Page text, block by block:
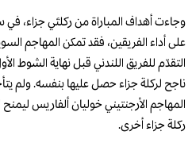
وجاءت أهداف المباراة من ركلتَي جزاء،
على أداء الفريقين، فقد تمكن المهاجم
ناجح لركلة جزاء حصل عليها بنفسه. ولم
ركلة جزاء أخرى.